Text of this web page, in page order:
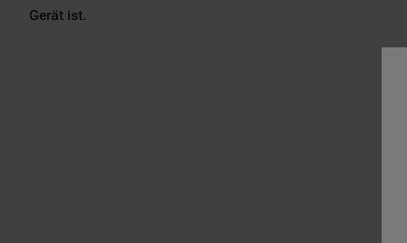
Gerät ist.